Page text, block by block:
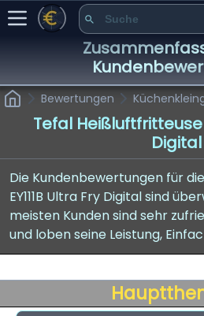
Bewertungen
Tefal Heißluftfritteuse
Digital
Die Kundenbewertungen für
EY111B Ultra Fry Digital sind
meisten Kunden sind sehr
und loben seine Leistung,